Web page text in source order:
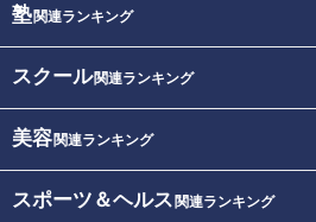
塾関連ランキング
スクール関連ランキング
美容関連ランキング
スポーツ＆ヘルス 関連ランキング